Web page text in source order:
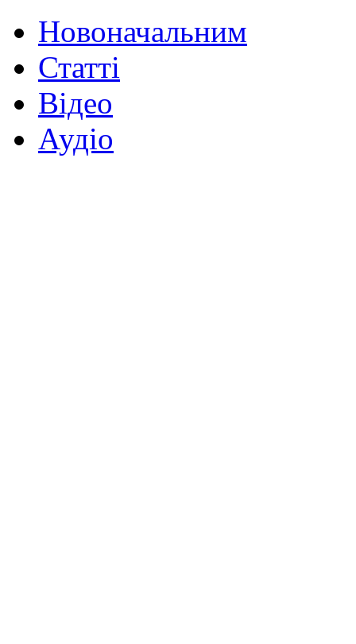
Новоначальним
Статті
Відео
Аудіо